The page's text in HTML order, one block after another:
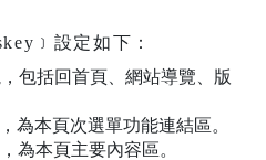
設定如下：
包括回首頁、網站導覽、版
為本頁次選單功能連結區。
為本頁主要內容區。